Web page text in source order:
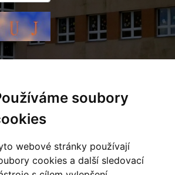
soubory
webové stránky používají
cookies a další sledovací
nad Loučnou
135